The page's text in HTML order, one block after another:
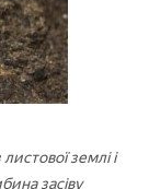
землі і
засіву